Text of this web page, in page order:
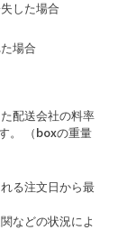
した場合
場合
配送会社の料率
。 （boxの重量
る注文日から最
などの状況によ